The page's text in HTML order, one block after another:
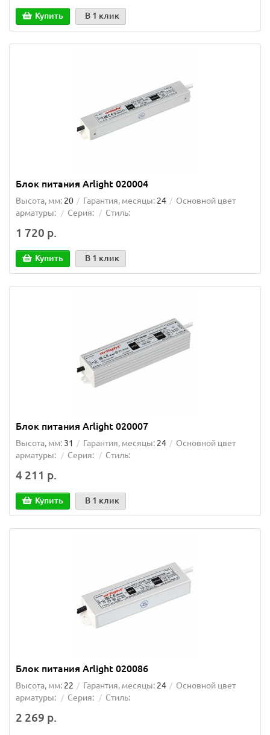
Купить В 1 клик
Блок питания Arlight 020004
Высота, мм: 20 Гарантия, месяцы: 24
Основной цвет
арматуры:
Серия: Стиль:
1 720 р.
Купить В 1 клик
Блок питания Arlight 020007
Высота, мм: 31 Гарантия, месяцы: 24
Основной цвет
арматуры:
Серия: Стиль:
4 211 р.
Купить В 1 клик
Блок питания Arlight 020086
Высота, мм: 22 Гарантия, месяцы: 24
Основной цвет
арматуры:
Серия: Стиль:
2 269 р.